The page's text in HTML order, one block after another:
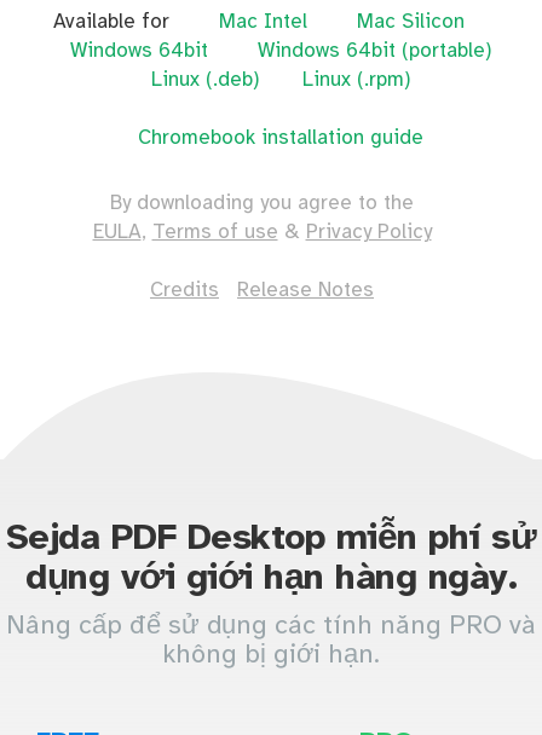
Available for Mac Intel
Mac Silicon
Windows 64bit
Windows 64bit (portable)
Linux (.deb)
Linux (.rpm)
Chromebook installation guide
By downloading you agree to the
EULA, Terms of use & Privacy Policy
Credits Release Notes
Sejda PDF Desktop miễn phí sử
dụng với giới hạn hàng ngày.
Nâng cấp để sử dụng các tính năng PRO và
không bị giới hạn.